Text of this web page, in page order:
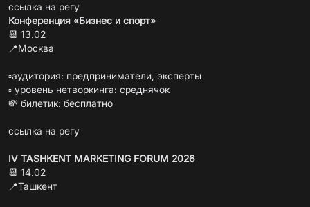
ссылка на регу
Конференция «Бизнес и спорт»
📆 13.02
📍Москва
▫️аудитория: предприниматели, эксперты
▫️ уровень нетворкинга: среднячок
💸 билетик: бесплатно
ссылка на регу
IV TASHKENT MARKETING FORUM 2026
📆 14.02
📍Ташкент